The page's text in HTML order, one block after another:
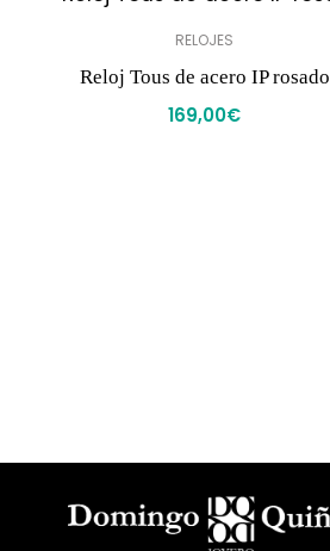
RELOJES
Reloj Tous de acero IP rosado
169,00€